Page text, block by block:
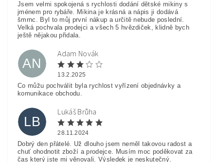
Jsem velmi spokojená s rychlosti dodání dětské mikiny s
jménem pro rybáře. Mikina je krásná a nápis ji dodává
šmrnc. Byl to můj první nákup a určitě nebude poslední.
Velká pochvala prodejci a všech 5 hvězdiček, klidně bych
ještě nějakou přidala.
AN
Adam Novák
13.2.2025
Co můžu pochválit byla rychlost vyřízení objednávky a
komunikace obchodu.
LB
Lukáš Brůha
28.11.2024
Dobrý den přátelé. Už dlouho jsem neměl takovou radost a
chuť ohodnotit zboží a prodejce. Musím moc poděkovat za
čas který jste mi věnovali. Výsledek je neskutečný.